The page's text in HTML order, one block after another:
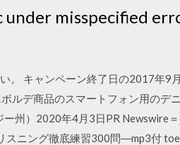
misspecified
。 キャンペーン終了日の2017年9
ルデ商品のスマートフォン用のデ
州）2020年4月3日PR Newswire
スニング徹底練習300問―mp3付